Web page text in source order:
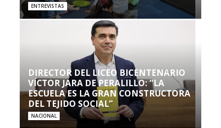
ENTREVISTAS
DIRECTOR DEL LICEO BICENTENARIO
VÍCTOR JARA DE PERALILLO: “LA
ESCUELA ES LA GRAN CONSTRUCTORA
DEL TEJIDO SOCIAL”
NACIONAL